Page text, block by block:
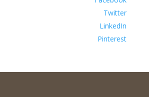
Twitter
LinkedIn
Pinterest